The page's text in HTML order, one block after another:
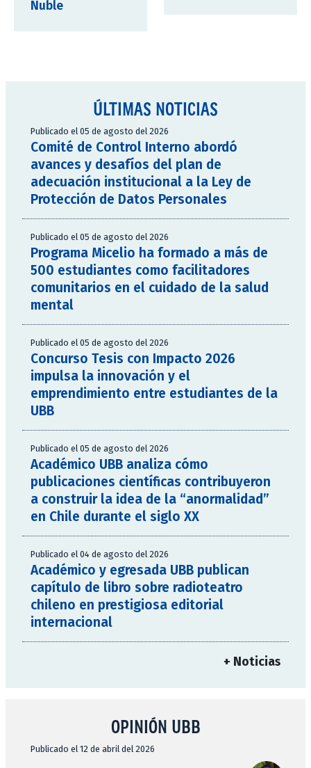
Ñuble
ÚLTIMAS NOTICIAS
Publicado el 05 de agosto del 2026
Comité de Control Interno abordó
avances y desafíos del plan de
adecuación institucional a la Ley de
Protección de Datos Personales
Publicado el 05 de agosto del 2026
Programa Micelio ha formado a más de
500 estudiantes como facilitadores
comunitarios en el cuidado de la salud
mental
Publicado el 05 de agosto del 2026
Concurso Tesis con Impacto 2026
impulsa la innovación y el
emprendimiento entre estudiantes de la
UBB
Publicado el 05 de agosto del 2026
Académico UBB analiza cómo
publicaciones científicas contribuyeron
a construir la idea de la “anormalidad”
en Chile durante el siglo XX
Publicado el 04 de agosto del 2026
Académico y egresada UBB publican
capítulo de libro sobre radioteatro
chileno en prestigiosa editorial
internacional
+ Noticias
OPINIÓN UBB
Publicado el 12 de abril del 2026